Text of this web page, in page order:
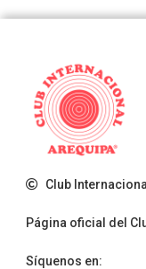
Club
Página oficial del
Síquenos en: